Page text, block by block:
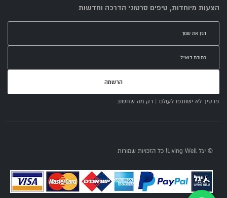
הצעות מיוחדות, טיפים סרטוני הדרכה וחדשות
הרשמה
פרטיך לא ישותפו לעולם | רק מה שחשוב
© יגל Living Well! כל הזכויות שמורות